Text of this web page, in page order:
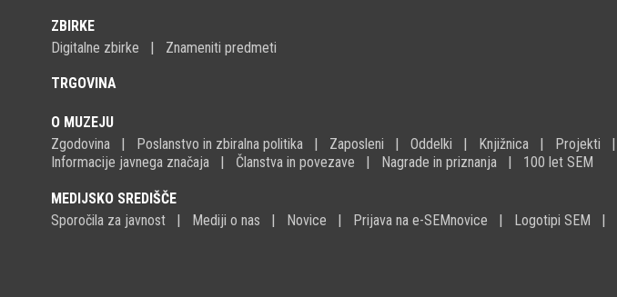
ZBIRKE
Digitalne zbirke
Znameniti predmeti
TRGOVINA
O MUZEJU
Zgodovina
Poslanstvo in zbiralna politika Zaposleni Oddelki Knjižnica Projekti
Informacije javnega značaja
Članstva in povezave Nagrade in priznanja 100 let SEM
MEDIJSKO SREDIŠČE
Sporočila za javnost
Mediji o nas Novice Prijava na e-SEMnovice Logotipi SEM